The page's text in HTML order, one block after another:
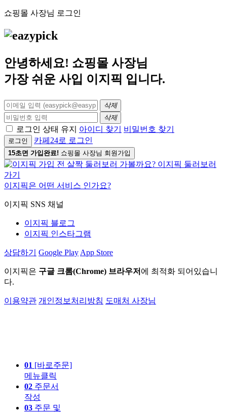
쇼핑몰 사장님 로그인
안녕하세요! 쇼핑몰 사장님
가장 쉬운 사입 이지픽 입니다.
삭제
삭제
로그인 상태 유지 아이디 찾기 비밀번호 찾기
로그인 카페24로 로그인
15초면 가입완료! 쇼핑몰 사장님 회원가입
이지픽은 어떤 서비스 인가요?
이지픽 SNS 채널
이지픽 블로그
이지픽 인스타그램
상담하기 Google Play App Store
이지픽은 구글 크롬(Chrome) 브라우저 에 최적화 되어있습니
다.
이용약관 개인정보처리방침 도매처 사장님
01 [바로주문]
메뉴클릭
02 주문서
작성
03 주문 및